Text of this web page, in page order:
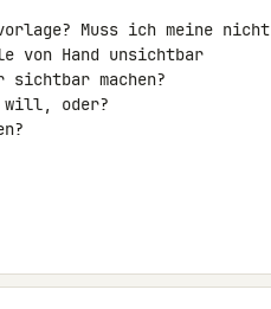
Muss ich meine nicht
von Hand unsichtbar
sichtbar machen?
will, oder?